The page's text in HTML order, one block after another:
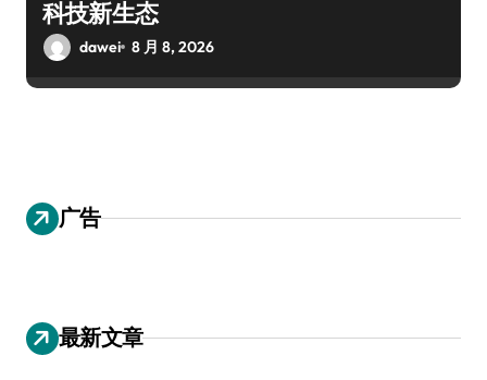
科技新生态
dawei 8 月 8, 2026
广告
最新文章